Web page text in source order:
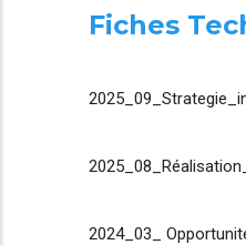
Fiches
2024_03_